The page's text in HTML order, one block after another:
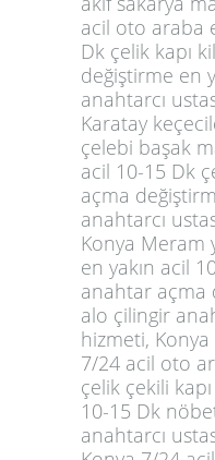
acil oto araba
Dk çelik kapı
değiştirme en
anahtarcı
Karatay
çelebi başak
acil 10-15 Dk
açma
anahtarcı
Konya Meram
en yakın acil
anahtar açma
alo çilingir
hizmeti,
7/24 acil oto
çelik çekili
10-15 Dk
anahtarcı